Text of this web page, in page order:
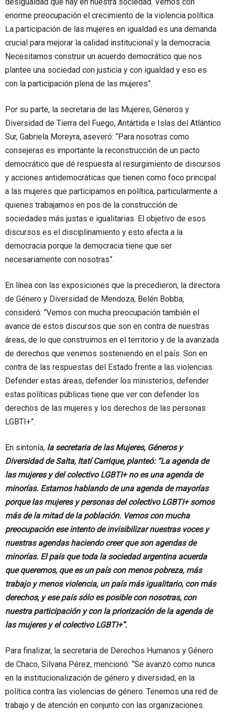
enorme preocupación el crecimiento de la violencia política.
La participación de las mujeres en igualdad es una demanda
crucial para mejorar la calidad institucional y la democracia.
Necesitamos construir un acuerdo democrático que nos
plantee una sociedad con justicia y con igualdad y eso es
con la participación plena de las mujeres”.
Por su parte, la secretaria de las Mujeres, Géneros y
Diversidad de Tierra del Fuego, Antártida e Islas del Atlántico
Sur, Gabriela Moreyra, aseveró: “Para nosotras como
consejeras es importante la reconstrucción de un pacto
democrático que dé respuesta al resurgimiento de discursos
y acciones antidemocráticas que tienen como foco principal
a las mujeres que participamos en política, particularmente a
quienes trabajamos en pos de la construcción de
sociedades más justas e igualitarias. El objetivo de esos
discursos es el disciplinamiento y esto afecta a la
democracia porque la democracia tiene que ser
necesariamente con nosotras”.
En línea con las exposiciones que la precedieron, la directora
de Género y Diversidad de Mendoza, Belén Bobba,
consideró: “Vemos con mucha preocupación también el
avance de estos discursos que son en contra de nuestras
áreas, de lo que construimos en el territorio y de la avanzada
de derechos que venimos sosteniendo en el país. Son en
contra de las respuestas del Estado frente a las violencias.
Defender estas áreas, defender los ministerios, defender
estas políticas públicas tiene que ver con defender los
derechos de las mujeres y los derechos de las personas
LGBTI+”.
En sintonía, la secretaria de las Mujeres, Géneros y
Diversidad de Salta, Itatí Carrique, planteó: “La agenda de
las mujeres y del colectivo LGBTI+ no es una agenda de
minorías. Estamos hablando de una agenda de mayorías
porque las mujeres y personas del colectivo LGBTI+ somos
más de la mitad de la población. Vemos con mucha
preocupación ese intento de invisibilizar nuestras voces y
nuestras agendas haciendo creer que son agendas de
minorías. El país que toda la sociedad argentina acuerda
que queremos, que es un país con menos pobreza, más
trabajo y menos violencia, un país más igualitario, con más
derechos, y ese país sólo es posible con nosotras, con
nuestra participación y con la priorización de la agenda de
las mujeres y el colectivo LGBTI+”.
Para finalizar, la secretaria de Derechos Humanos y Género
de Chaco, Silvana Pérez, mencionó: “Se avanzó como nunca
en la institucionalización de género y diversidad, en la
política contra las violencias de género. Tenemos una red de
trabajo y de atención en conjunto con las organizaciones.